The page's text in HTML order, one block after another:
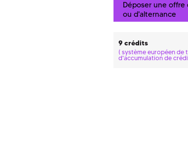
Déposer une offre
ou d'alternance
9 crédits
( système européen de
d'accumulation de